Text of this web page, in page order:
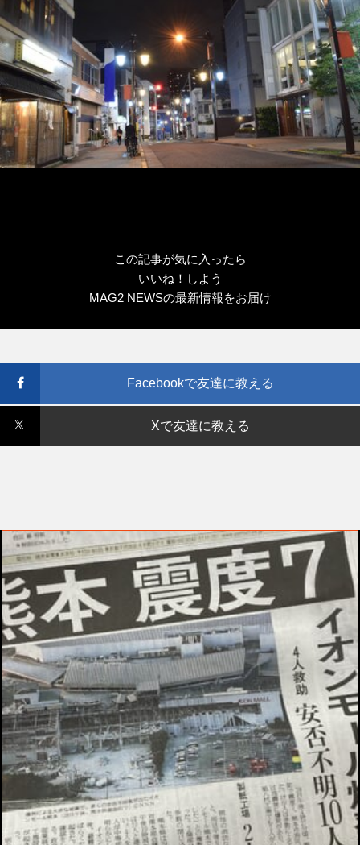
この記事が気に入ったら
いいね！しよう
MAG2 NEWSの最新情報をお届け
Facebookで友達に教える
Xで友達に教える